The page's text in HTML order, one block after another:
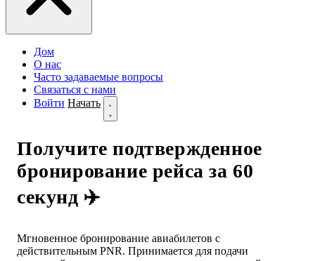
Дом
О нас
Часто задаваемые вопросы
Связаться с нами
Войти Начать
Получите подтвержденное
бронирование рейса за 60
секунд ✈️
Мгновенное бронирование авиабилетов с
действительным PNR. Принимается для подачи